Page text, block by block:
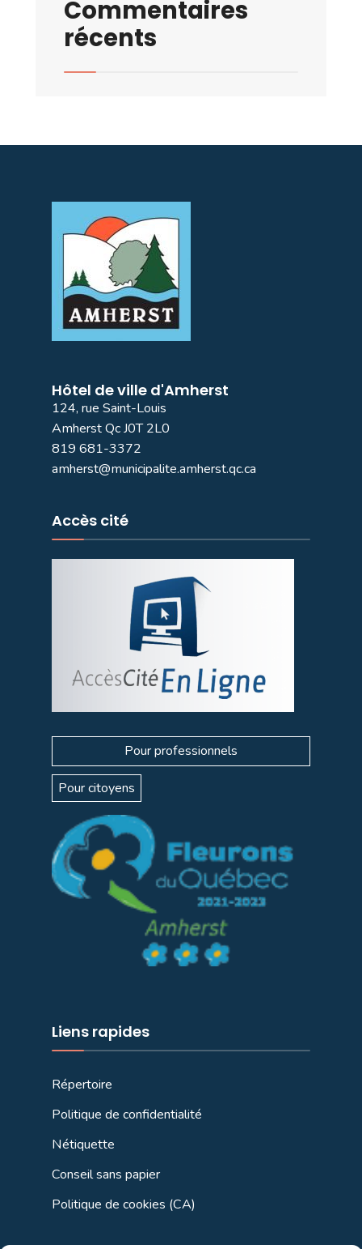
Commentaires
récents
Hôtel de ville d'Amherst
124, rue Saint-Louis
Amherst Qc J0T 2L0
819 681-3372
amherst@municipalite.amherst.qc.ca
Accès cité
Pour professionnels
Pour citoyens
Liens rapides
Répertoire
Politique de confidentialité
Nétiquette
Conseil sans papier
Politique de cookies (CA)